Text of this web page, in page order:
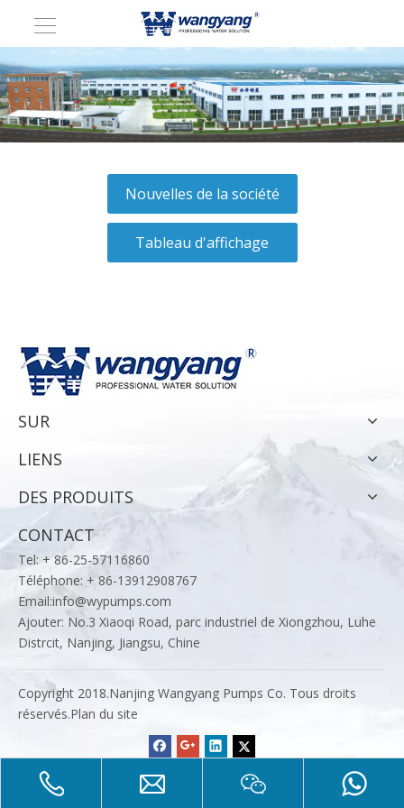
Nouvelles de la société
Tableau d'affichage
SUR
LIENS
DES PRODUITS
CONTACT
Tel: + 86-25-57116860
Téléphone: + 86-13912908767
Email:info@wypumps.com
Ajouter: No.3 Xiaoqi Road, parc industriel de Xiongzhou, Luhe
Distrcit, Nanjing, Jiangsu, Chine
Copyright 2018.Nanjing Wangyang Pumps Co. Tous droits
réservés.Plan du site